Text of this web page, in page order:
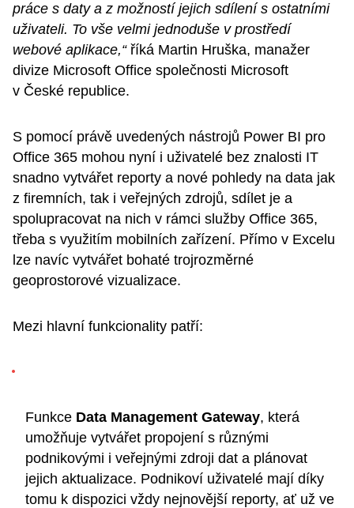
práce s daty a z možností jejich sdílení s ostatními
uživateli. To vše velmi jednoduše v prostředí
webové aplikace,“říká Martin Hruška, manažer
divize Microsoft Office společnosti Microsoft
v České republice.
S pomocí právě uvedených nástrojů Power BI pro
Office 365 mohou nyní i uživatelé bez znalosti IT
snadno vytvářet reporty a nové pohledy na data jak
z firemních, tak i veřejných zdrojů, sdílet je a
spolupracovat na nich v rámci služby Office 365,
třeba s využitím mobilních zařízení. Přímo v Excelu
lze navíc vytvářet bohaté trojrozměrné
geoprostorové vizualizace.
Mezi hlavní funkcionality patří:
Funkce Data Management Gateway, která
umožňuje vytvářet propojení s různými
podnikovými i veřejnými zdroji dat a plánovat
jejich aktualizace. Podnikoví uživatelé mají díky
tomu k dispozici vždy nejnovější reporty, ať už ve